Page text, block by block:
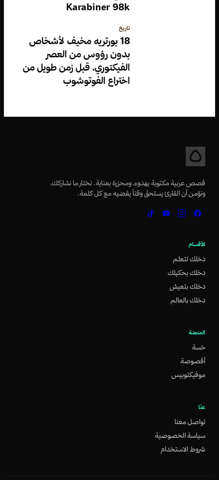
Karabiner 98k
تاريخ
18 بورتريه مخيف لأشخاص
بدون رؤوس من العصر
الفيكتوري، قبل زمن طويل من
اختراع الفوتوشوب
قصص عربية مكتوبة بهدوء، ومحرّرة بعناية. نختار ما نشاركك،
ونؤمن أن القارئ يستحقّ وقتاً يقضيه مع كل كلمة.
الأقسام
دخلك تتعلم
دخلك بحكيلك
دخلك بتعيش
دخلك بالعالم
المنصّة
خسة
أقصوصة
موفيكتوبيس
عنّا
تواصل معنا
سياسة الخصوصية
شروط الاستخدام